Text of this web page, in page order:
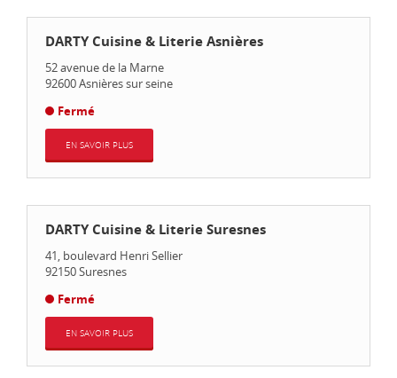
DARTY Cuisine & Literie Asnières
52 avenue de la Marne
92600Asnières sur seine
Fermé
EN SAVOIR PLUS
DARTY Cuisine & Literie Suresnes
41, boulevard Henri Sellier
92150Suresnes
Fermé
EN SAVOIR PLUS